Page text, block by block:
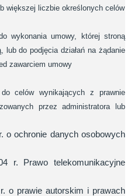
większej liczbie określonych celów
wykonania umowy, której stroną
do podjęcia działań na żądanie
zawarciem umowy
celów wynikających z prawnie
przez administratora lub
o ochronie danych osobowych
r. Prawo telekomunikacyjne
o prawie autorskim i prawach